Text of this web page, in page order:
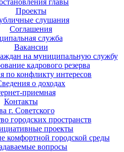
главы
Проекты
слушания
Соглашения
служба
Вакансии
на муниципальную службу
кадрового резерва
по конфликту интересов
о доходах
приемная
Контакты
г. Советского
городских пространств
проекты
комфортной городской среды
вопросы